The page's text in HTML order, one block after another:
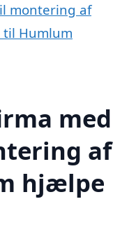
montering af
Humlum
med
af
hjælpe